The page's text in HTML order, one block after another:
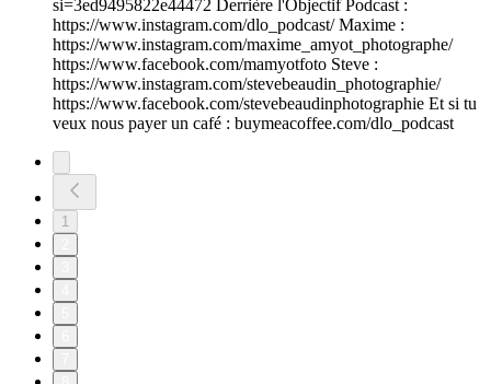
si=3ed9495822e44472 Derrière l'Objectif Podcast :
https://www.instagram.com/dlo_podcast/ Maxime :
https://www.instagram.com/maxime_amyot_photographe/
https://www.facebook.com/mamyotfoto Steve :
https://www.instagram.com/stevebeaudin_photographie/
https://www.facebook.com/stevebeaudinphotographie Et si tu
veux nous payer un café : buymeacoffee.com/dlo_podcast
1